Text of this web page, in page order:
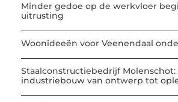
Minder gedoe op de werkvloer
uitrusting
Woonideeën voor Veenendaal
Staalconstructiebedrijf
industriebouw van ontwerp tot